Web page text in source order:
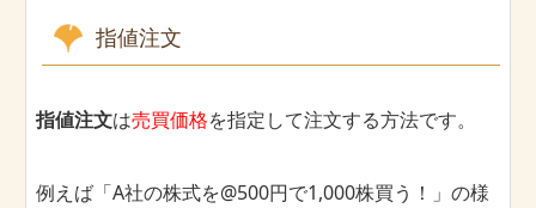
指値注文
指値注文は売買価格を指定して注文する方法です。
例えば「A社の株式を@500円で1,000株買う！」の様